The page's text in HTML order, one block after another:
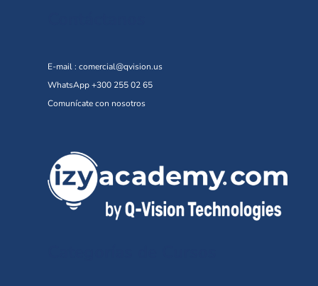
E-mail : comercial@qvision.us
WhatsApp +300 255 02 65
Comunícate con nosotros